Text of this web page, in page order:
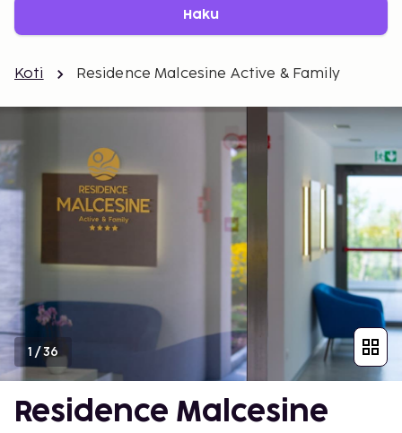
Haku
Koti Residence Malcesine Active & Family
1 /36
Residence Malcesine